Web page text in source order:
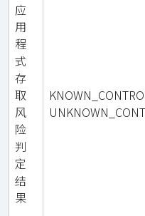
应
用
程
式
存
取
风
险
判
定
结
果